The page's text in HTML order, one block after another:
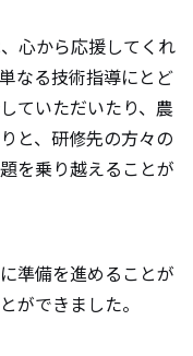
心から応援してくれ
なる技術指導にとど
ていただいたり、農
と、研修先の方々の
を乗り越えることが
準備を進めることが
ができました。